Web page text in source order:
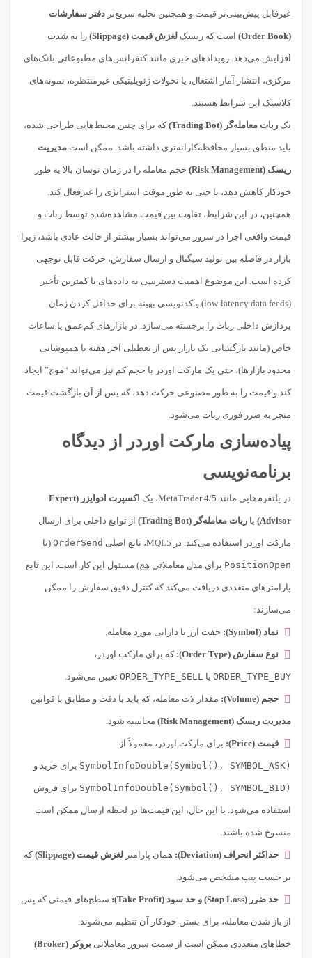
غیرقابل پیش‌بینی‌تر قیمت و همچنین تخلیه سریع‌تر دفتر سفارشات
(Order Book) است که ریسک لغزش قیمت (Slippage) را به شدت
افزایش می‌دهد. رویدادهای خبری مانند کنفرانس‌های مطبوعاتی بانک‌های
مرکزی، انتشار آمار اشتغال، یا تحولات ژئوپلیتیکی غیرمنتظره، نمونه‌های
کلاسیک این شرایط هستند.
یک ربات معامله‌گر (Trading Bot) که برای چنین محیط‌هایی طراحی شده،
باید منطق بسیار محافظه‌کارانه‌تری داشته باشد. ممکن است مدیریت
ریسک (Risk Management) حجم معامله را در زمان نوسان بالا به طور
خودکار کاهش دهد، یا حتی به طور موقت استراتژی را غیرفعال کند.
همچنین، در این شرایط، تفاوت بین قیمت مشاهده‌شده توسط ربات و
قیمت واقعی اجرا در سرور می‌تواند بسیار بیشتر از حالت عادی باشد، زیرا
بازار در فاصله بین تولید سیگنال و ارسال سفارش، حرکت قابل توجهی
کرده است. این موضوع اهمیت دسترسی به داده‌های با کمترین تأخیر
(low-latency data feeds) و کدنویسی بهینه برای حداقل کردن زمان
پردازش داخلی ربات را برجسته می‌سازد. در بازارهای کم‌عمق یا ساعات
خاص (مانند بازگشایی یک بازار پس از تعطیلی آخر هفته یا همپوشانی
محدود بازارها)، حتی یک مارکت اوردر با حجم کم نیز می‌تواند “موج” ایجاد
کند و قیمت را به طور مصنوعی حرکت دهد، که پس از آن بازگشت قیمت
منجر به ضرر فوری ربات می‌شود.
پیاده‌سازی مارکت اوردر از دیدگاه
برنامه‌نویسی
در پلتفرم‌هایی مانند MetaTrader 4/5، یک اکسپرت ادوایزر (Expert
Advisor) یا ربات معامله‌گر (Trading Bot) از توابع داخلی برای ارسال
مارکت اوردر استفاده می‌کند. در MQL5، تابع اصلی OrderSend (یا
PositionOpen برای مدل معاملاتی هِج) مسئول این کار است. این تابع
پارامترهای متعددی دریافت می‌کند که کنترل دقیق سفارش را ممکن
می‌سازند:
نماد (Symbol): جفت ارز یا دارایی مورد معامله.
نوع سفارش (Order Type): که برای مارکت اوردر،
ORDER_TYPE_BUY یا ORDER_TYPE_SELL تعیین می‌شود.
حجم (Volume): مقدار لات معامله، که باید با دقت و مطابق با قوانین
مدیریت ریسک (Risk Management) محاسبه شود.
قیمت (Price): برای مارکت اوردر، معمولاً از
SymbolInfoDouble(Symbol(), SYMBOL_ASK) برای خرید و
SymbolInfoDouble(Symbol(), SYMBOL_BID) برای فروش
استفاده می‌شود. با این حال، این قیمت‌ها در لحظه ارسال ممکن است
منسوخ شده باشند.
حداکثر انحراف (Deviation): همان پارامتر لغزش قیمت (Slippage) که
بر حسب پیپ مشخص می‌شود.
حد ضرر (Stop Loss) و حد سود (Take Profit): سطح‌های قیمتی که پس
از باز شدن معامله، برای بستن خودکار آن تنظیم می‌شوند.
خطاهای متعددی ممکن است از سمت سرور معاملاتی بروکر (Broker)